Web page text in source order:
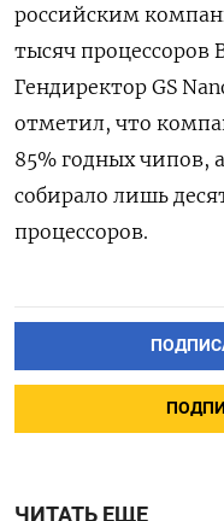
российским
тысяч процессоров
Гендиректор GS
отметил, что
85% годных чипов,
собирало лишь
процессоров.
ЧИТАТЬ ЕЩЕ